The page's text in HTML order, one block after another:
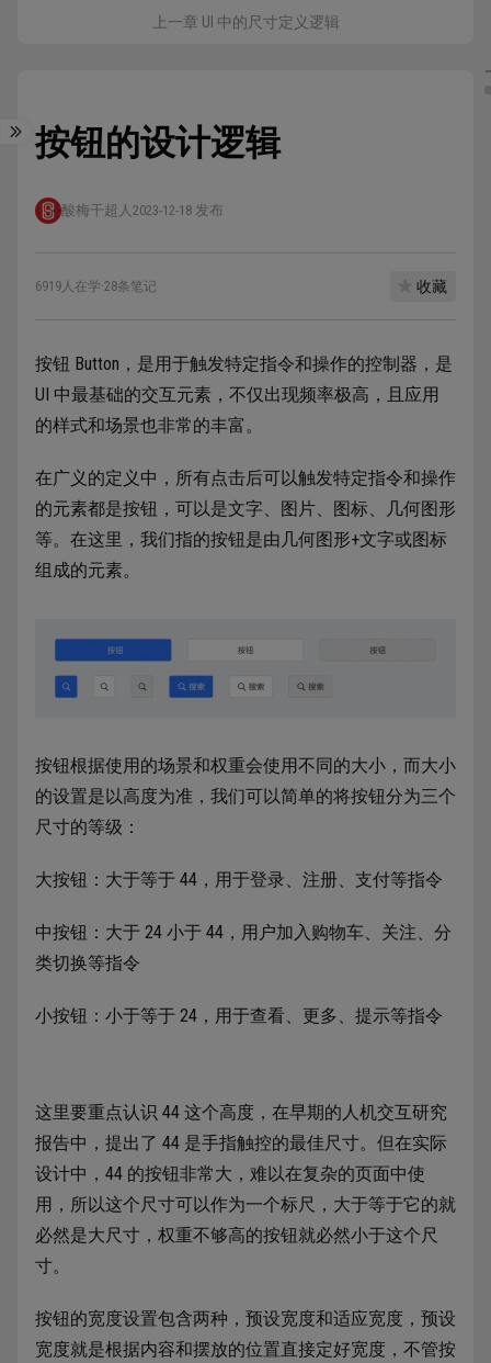
上一章 UI 中的尺寸定义逻辑
按钮的设计逻辑
酸梅干超人 2023-12-18 发布
6919人在学·28条笔记 收藏
按钮 Button，是用于触发特定指令和操作的控制器，是
UI 中最基础的交互元素，不仅出现频率极高，且应用
的样式和场景也非常的丰富。
在广义的定义中，所有点击后可以触发特定指令和操作
的元素都是按钮，可以是文字、图片、图标、几何图形
等。在这里，我们指的按钮是由几何图形+文字或图标
组成的元素。
按钮根据使用的场景和权重会使用不同的大小，而大小
的设置是以高度为准，我们可以简单的将按钮分为三个
尺寸的等级：
大按钮：大于等于 44，用于登录、注册、支付等指令
中按钮：大于 24 小于 44，用户加入购物车、关注、分
类切换等指令
小按钮：小于等于 24，用于查看、更多、提示等指令
这里要重点认识 44 这个高度，在早期的人机交互研究
报告中，提出了 44 是手指触控的最佳尺寸。但在实际
设计中，44 的按钮非常大，难以在复杂的页面中使
用，所以这个尺寸可以作为一个标尺，大于等于它的就
必然是大尺寸，权重不够高的按钮就必然小于这个尺
寸。
按钮的宽度设置包含两种，预设宽度和适应宽度，预设
宽度就是根据内容和摆放的位置直接定好宽度，不管按